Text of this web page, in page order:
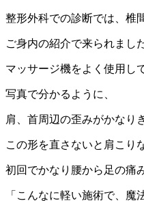
整形外科での診断では、椎
ご身内の紹介で来られまし
マッサージ機をよく使用し
写真で分かるように、
肩、首周辺の歪みがかなり
この形を直さないと肩こり
初回でかなり腰から足の痛
「こんなに軽い施術で、魔